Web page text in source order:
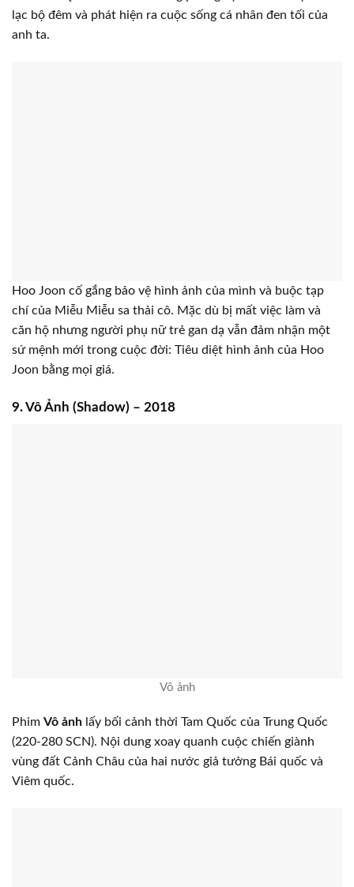
Phim Tôi Và Anti-fan Kết Hônkể về nữ nhà báoPhương
Miễu Miễu
Hoo Joon cố gắng bảo vệ hình ảnh của mình và buộc tạp
chí của Miễu Miễu sa thải cô. Mặc dù bị mất việc làm và
căn hộ nhưng người phụ nữ trẻ gan dạ vẫn đảm nhận một
sứ mệnh mới trong cuộc đời: Tiêu diệt hình ảnh của Hoo